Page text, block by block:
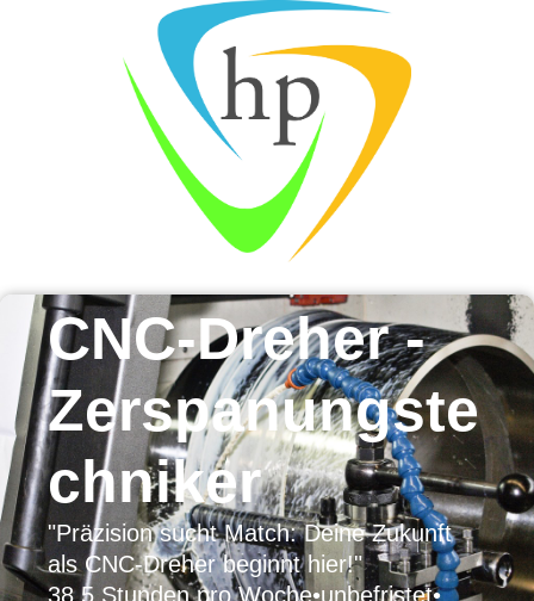
CNC-Dreher -
Zerspanungste
chniker
"Präzision sucht Match: Deine Zukunft
als CNC-Dreher beginnt hier!"
38,5 Stunden pro Woche•unbefristet•